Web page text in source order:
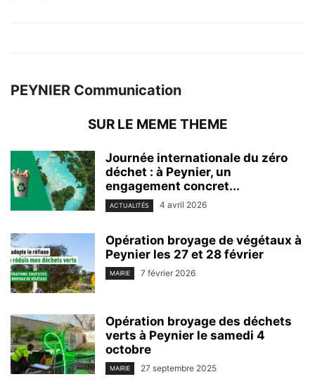
PEYNIER Communication
SUR LE MEME THEME
Journée internationale du zéro
déchet : à Peynier, un
engagement concret...
ACTUALITÉS 4 avril 2026
Opération broyage de végétaux à
Peynier les 27 et 28 février
MAIRIE 7 février 2026
Opération broyage des déchets
verts à Peynier le samedi 4
octobre
MAIRIE 27 septembre 2025